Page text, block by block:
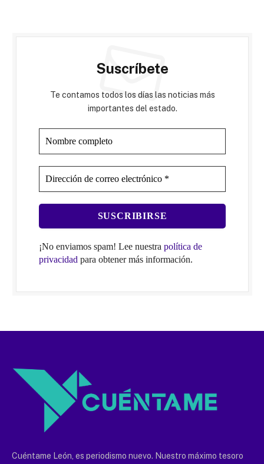
Suscríbete
Te contamos todos los días las noticias más
importantes del estado.
¡No enviamos spam! Lee nuestra política de
privacidad para obtener más información.
Cuéntame León, es periodismo nuevo. Nuestro máximo tesoro